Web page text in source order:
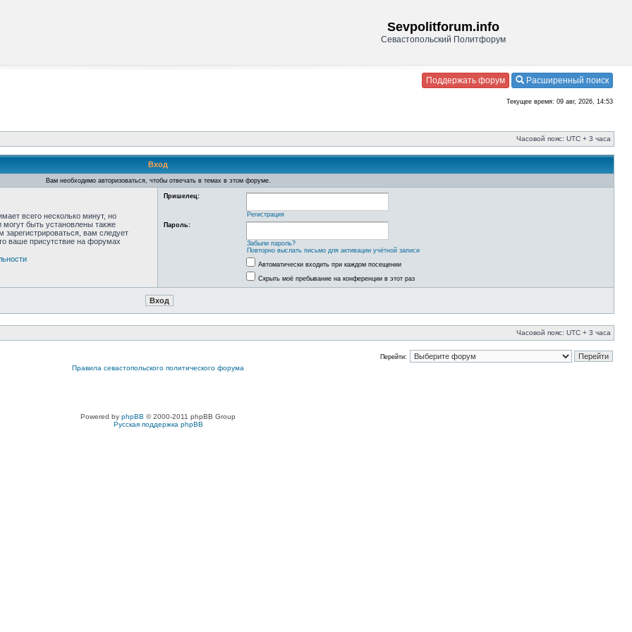
Sevpolitforum.info
Севастопольский Политфорум
Поддержать форум Расширенный поиск
Текущее время: 09 авг, 2026, 14:53
Часовой пояс: UTC + 3 часа
Вход
Вам необходимо авторизоваться, чтобы отвечать в темах в этом форуме.
всего несколько минут, но
быть установлены также
зарегистрироваться, вам следует
ваше присутствие на форумах
Пришелец:
Регистрация
Пароль:
Забыли пароль?
Повторно выслать письмо для активации учётной записи
Автоматически входить при каждом посещении
Скрыть моё пребывание на конференции в этот раз
Часовой пояс: UTC + 3 часа
Перейти:
Правила севастопольского политического форума
Powered by phpBB © 2000-2011 phpBB Group
Русская поддержка phpBB